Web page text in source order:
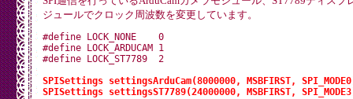
ジュールでクロック周波数を変更しています。
#define LOCK_NONE    0
#define LOCK_ARDUCAM 1
#define LOCK_ST7789  2
SPISettings settingsArduCam(8000000, MSBFIRST,
SPISettings settingsST7789(24000000, MSBFIRST,